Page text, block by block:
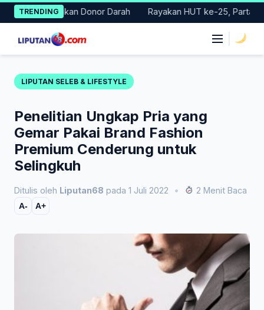
Skip
to
content
TRENDING
Gerakan Donor Darah Rayakan HUT ke-25, Partai
LIPUTAN SELEB & LIFESTYLE
Penelitian Ungkap Pria yang
Gemar Pakai Brand Fashion
Premium Cenderung untuk
Selingkuh
Ditulis oleh Liputan68 pada 1 Juli 2022 • 2 Menit Baca
A- A+